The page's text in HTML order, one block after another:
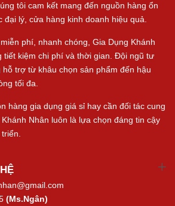
tôi cam kết mang đến nguồn hàng ổn
đại lý, cửa hàng kinh doanh hiệu quả.
phí, nhanh chóng, Gia Dụng Khánh
tiết kiệm chi phí và thời gian. Đội ngũ tư
trợ từ khâu chọn sản phẩm đến hậu
tối đa.
hàng gia dụng giá sỉ hay cần đối tác cung
Nhân luôn là lựa chọn đáng tin cậy
(Ms.Ngân)